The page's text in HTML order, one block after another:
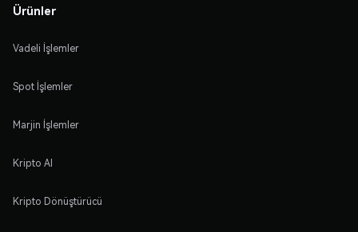
Ürünler
Vadeli İşlemler
Spot İşlemler
Marjin İşlemler
Kripto Al
Kripto Dönüştürücü